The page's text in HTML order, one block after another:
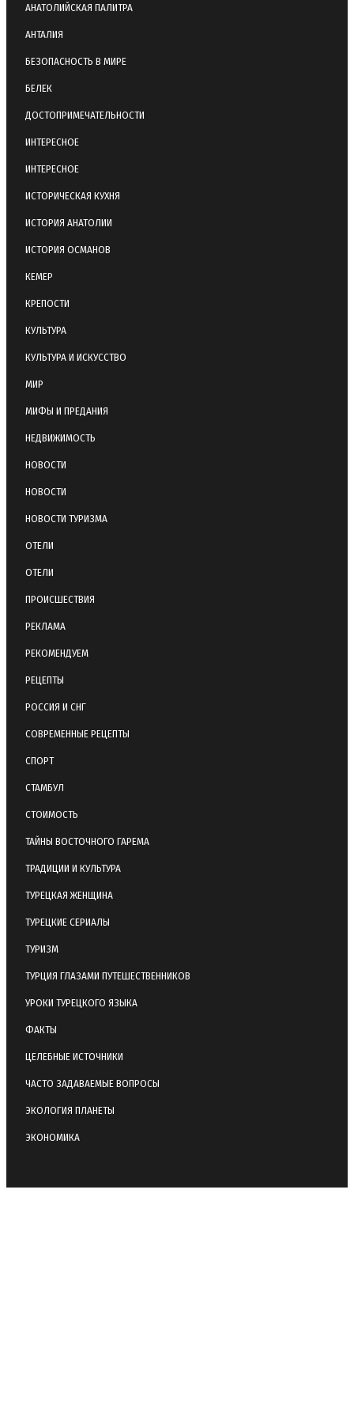
АНАТОЛИЙСКАЯ ПАЛИТРА
АНТАЛИЯ
БЕЗОПАСНОСТЬ В МИРЕ
БЕЛЕК
ДОСТОПРИМЕЧАТЕЛЬНОСТИ
ИНТЕРЕСНОЕ
ИНТЕРЕСНОЕ
ИСТОРИЧЕСКАЯ КУХНЯ
ИСТОРИЯ АНАТОЛИИ
ИСТОРИЯ ОСМАНОВ
КЕМЕР
КРЕПОСТИ
КУЛЬТУРА
КУЛЬТУРА И ИСКУССТВО
МИР
МИФЫ И ПРЕДАНИЯ
НЕДВИЖИМОСТЬ
НОВОСТИ
НОВОСТИ
НОВОСТИ ТУРИЗМА
ОТЕЛИ
ОТЕЛИ
ПРОИСШЕСТВИЯ
РЕКЛАМА
РЕКОМЕНДУЕМ
РЕЦЕПТЫ
РОССИЯ И СНГ
СОВРЕМЕННЫЕ РЕЦЕПТЫ
СПОРТ
СТАМБУЛ
СТОИМОСТЬ
ТАЙНЫ ВОСТОЧНОГО ГАРЕМА
ТРАДИЦИИ И КУЛЬТУРА
ТУРЕЦКАЯ ЖЕНЩИНА
ТУРЕЦКИЕ СЕРИАЛЫ
ТУРИЗМ
ТУРЦИЯ ГЛАЗАМИ ПУТЕШЕСТВЕННИКОВ
УРОКИ ТУРЕЦКОГО ЯЗЫКА
ФАКТЫ
ЦЕЛЕБНЫЕ ИСТОЧНИКИ
ЧАСТО ЗАДАВАЕМЫЕ ВОПРОСЫ
ЭКОЛОГИЯ ПЛАНЕТЫ
ЭКОНОМИКА